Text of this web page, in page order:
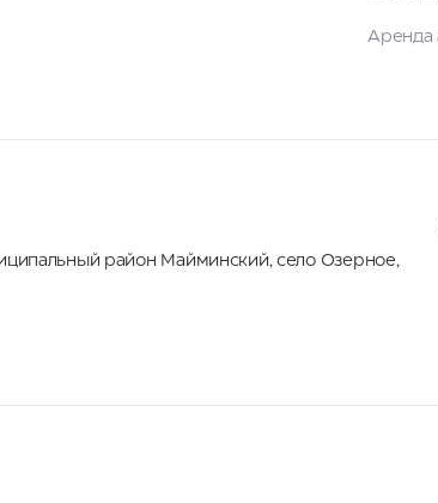
Аренда
район Майминский,село Озерное,